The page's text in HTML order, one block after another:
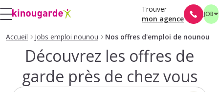
Trouver
mon agence
JOB
Accueil Jobs emploi nounou Nos offres d'emploi de nounou
Découvrez les offres de
garde près de chez vous